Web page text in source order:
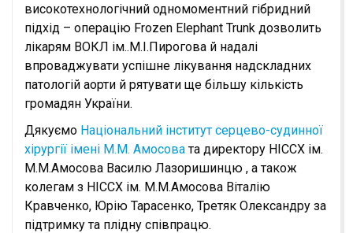
високотехнологічний одномоментний гібридний
підхід – операцію Frozen Elephant Trunk дозволить
лікарям ВОКЛ ім..М.І.Пирогова й надалі
впроваджувати успішне лікування надскладних
патологій аорти й рятувати ще більшу кількість
громадян України.
Дякуємо Національний інститут серцево-судинної
хірургії імені М.М. Амосова та директору НІССХ ім.
М.М.Амосова Василю Лазоришинцю , а також
колегам з НІССХ ім. М.М.Амосова Віталію
Кравченко, Юрію Тарасенко, Третяк Олександру за
підтримку та плідну співпрацю.